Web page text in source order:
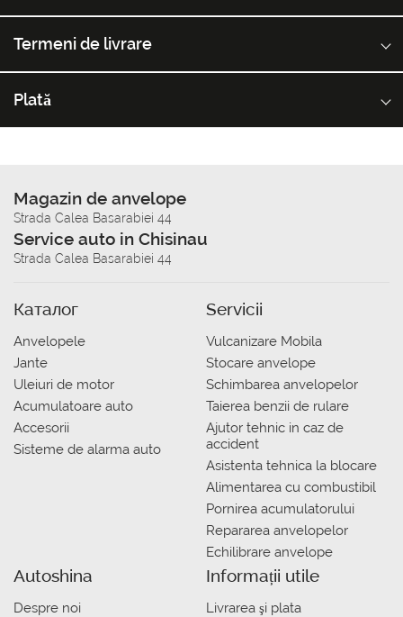
Termeni de livrare
Plată
Magazin de anvelope
Strada Calea Basarabiei 44
Service auto in Chisinau
Strada Calea Basarabiei 44
Каталог
Anvelopele
Jante
Uleiuri de motor
Acumulatoare auto
Accesorii
Sisteme de alarma auto
Servicii
Vulcanizare Mobila
Stocare anvelope
Schimbarea anvelopelor
Taierea benzii de rulare
Ajutor tehnic in caz de
accident
Asistenta tehnica la blocare
Alimentarea cu combustibil
Pornirea acumulatorului
Repararea anvelopelor
Echilibrare anvelope
Autoshina
Despre noi
Informații utile
Livrarea şi plata